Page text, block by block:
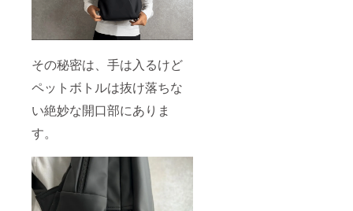
その秘密は、手は入るけど
ペットボトルは抜け落ちな
い絶妙な開口部にありま
す。